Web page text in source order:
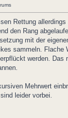
Rettung
den Rang
mit der
sammeln.
werden.
Mehrwert
leider vorbei.